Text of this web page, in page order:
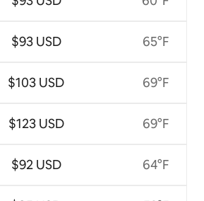
$93 USD
$103 USD
$123 USD
$92 USD
65°F
69°F
69°F
64°F